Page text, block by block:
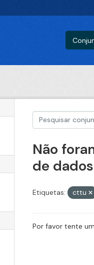
Não
de dados
Etiquetas: cttu
Por favor tente